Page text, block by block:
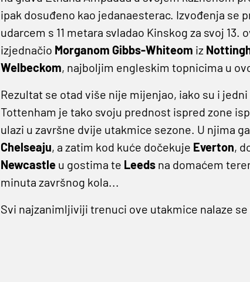
ipak dosuđeno kao jedanaesterac. Izvođenja se
udarcem s 11 metara svladao Kinskog za svoj
izjednačio Morganom Gibbs-Whiteom iz
Welbeckom, najboljim engleskim topnicima u
Rezultat se otad više nije mijenjao, iako su i
Tottenham je tako svoju prednost ispred zone
ulazi u završne dvije utakmice sezone. U njima
Chelseaju, a zatim kod kuće dočekuje Everton,
Newcastle u gostima te Leeds na domaćem
minuta završnog kola...
Svi najzanimljiviji trenuci ove utakmice nalaze se